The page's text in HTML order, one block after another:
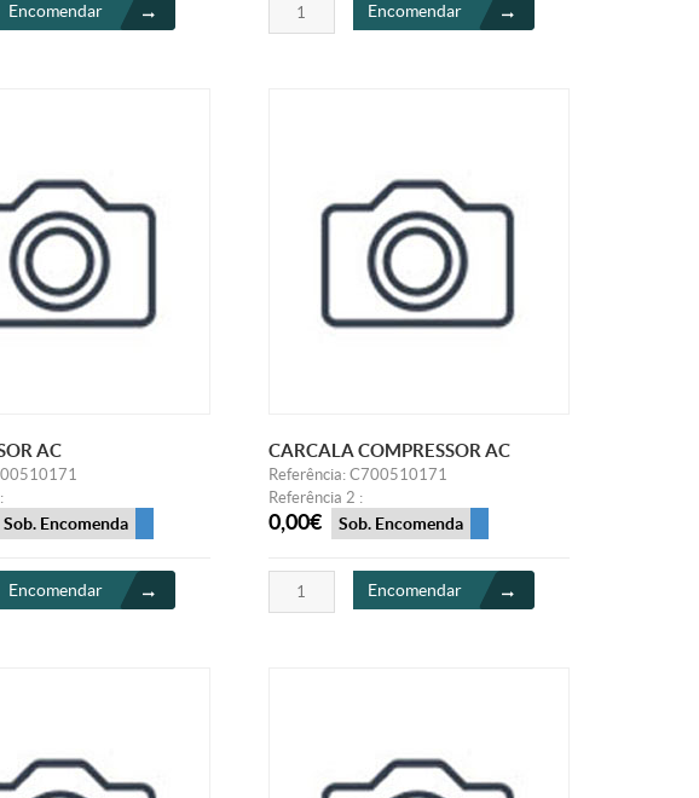
Encomendar Encomendar
AC
Sob. Encomenda
Encomendar
CARCALA COMPRESSOR AC
Referência: C700510171
Referência 2 :
0,00€ Sob. Encomenda
Encomendar